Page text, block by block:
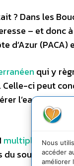
Nous
accéder
améliorer
? Dans les
– et donc
d’Azur
qui y
ci peut
l’eau
multiplie les
sous-sol et